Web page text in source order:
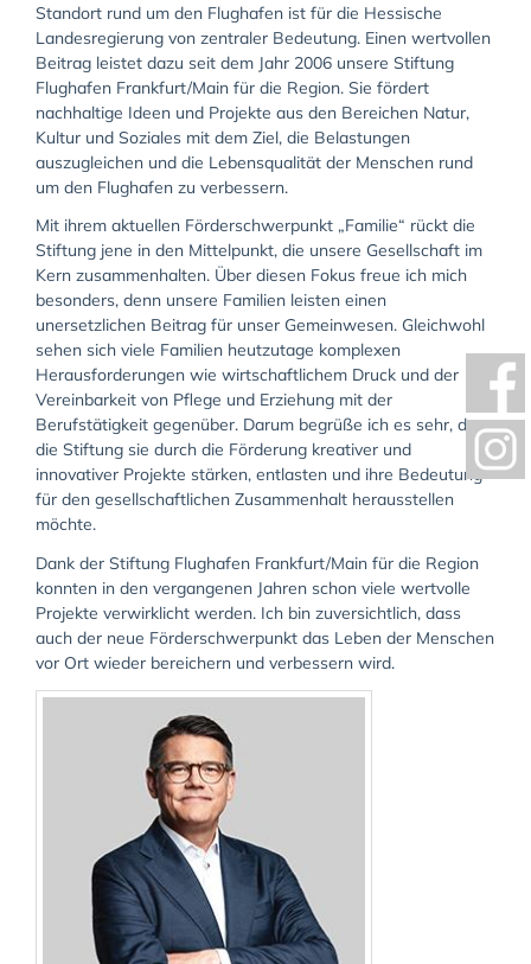
Standort rund um den Flughafen ist für die Hessische
Landesregierung von zentraler Bedeutung. Einen wertvollen
Beitrag leistet dazu seit dem Jahr 2006 unsere Stiftung
Flughafen Frankfurt/Main für die Region. Sie fördert
nachhaltige Ideen und Projekte aus den Bereichen Natur,
Kultur und Soziales mit dem Ziel, die Belastungen
auszugleichen und die Lebensqualität der Menschen rund
um den Flughafen zu verbessern.
Mit ihrem aktuellen Förderschwerpunkt „Familie“ rückt die
Stiftung jene in den Mittelpunkt, die unsere Gesellschaft im
Kern zusammenhalten. Über diesen Fokus freue ich mich
besonders, denn unsere Familien leisten einen
unersetzlichen Beitrag für unser Gemeinwesen. Gleichwohl
sehen sich viele Familien heutzutage komplexen
Herausforderungen wie wirtschaftlichem Druck und der
Vereinbarkeit von Pflege und Erziehung mit der
Berufstätigkeit gegenüber. Darum begrüße ich es sehr, dass
die Stiftung sie durch die Förderung kreativer und
innovativer Projekte stärken, entlasten und ihre Bedeutung
für den gesellschaftlichen Zusammenhalt herausstellen
möchte.
Dank der Stiftung Flughafen Frankfurt/Main für die Region
konnten in den vergangenen Jahren schon viele wertvolle
Projekte verwirklicht werden. Ich bin zuversichtlich, dass
auch der neue Förderschwerpunkt das Leben der Menschen
vor Ort wieder bereichern und verbessern wird.